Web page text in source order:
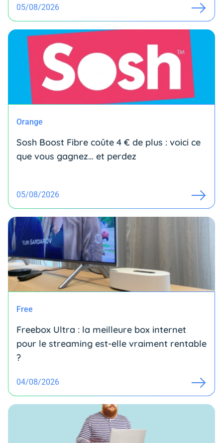
05/08/2026
Orange
Sosh Boost Fibre coûte 4 € de plus : voici ce
que vous gagnez… et perdez
05/08/2026
Free
Freebox Ultra : la meilleure box internet
pour le streaming est-elle vraiment rentable
?
04/08/2026